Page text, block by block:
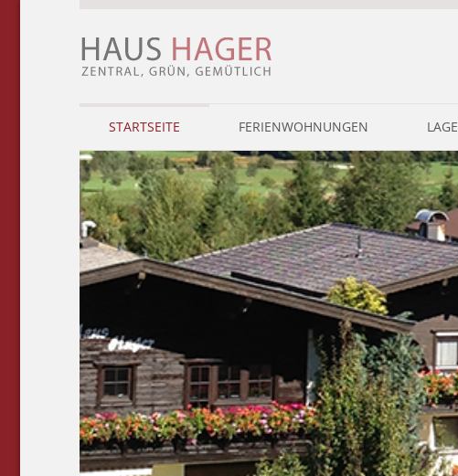
STARTSEITE FERIENWOHNUNGEN LAGE